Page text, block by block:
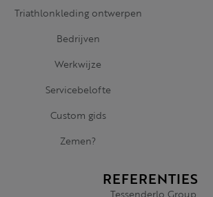
Triathlonkleding ontwerpen
Bedrijven
Werkwijze
Servicebelofte
Custom gids
Zemen?
REFERENTIES
Tessenderlo Group